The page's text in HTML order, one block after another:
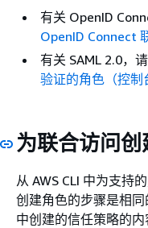
有关 OpenID
OpenID Connect
有关 SAML 2.0，
验证的角色（控制
为联合访问创
从 AWS CLI 中为支持
创建角色的步骤是相
中创建的信任策略的